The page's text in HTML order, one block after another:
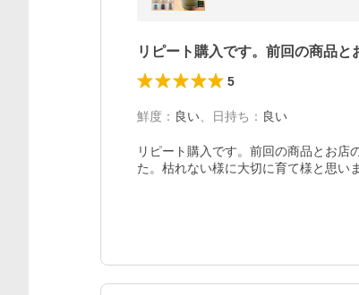
リピート購入です。前回の商品
5
鮮度 ： 良い 日持ち ： 良い
リピート購入です。前回の商品とお店
た。枯れない様に大切に育て様と思い